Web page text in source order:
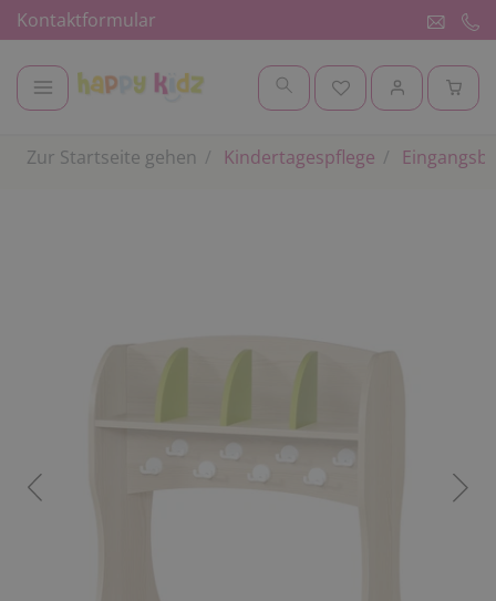
Kontaktformular
Zur Startseite gehen Kindertagespflege